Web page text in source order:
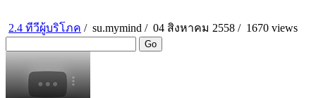
2.4 ทีวีผู้บริโภค / su.mymind / 04 สิงหาคม 2558 / 1670 views
Go